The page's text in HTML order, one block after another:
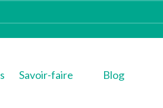
Savoir-faire Blog